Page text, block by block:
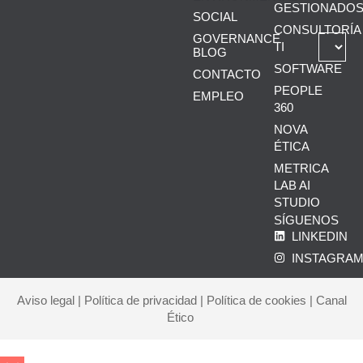
SOCIAL
GOVERNANCE
BLOG
CONTACTO
EMPLEO
GESTIONADOS
CONSULTORÍA
TI
SOFTWARE
PEOPLE
360
NOVA
ÉTICA
METRICA
LAB AI
STUDIO
SÍGUENOS
LINKEDIN
Aviso legal| Política de privacidad| Política de cookies | Canal
Ético